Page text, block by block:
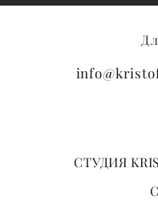
СТУДИЯ